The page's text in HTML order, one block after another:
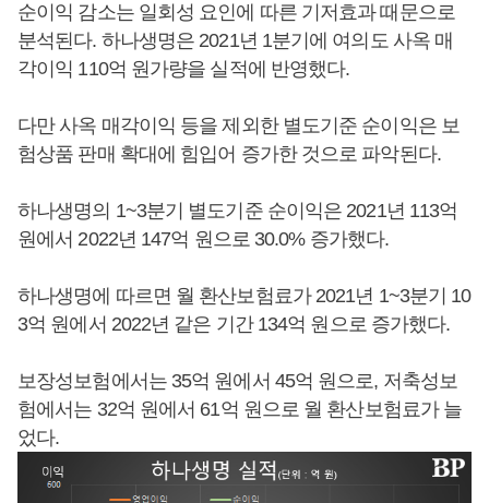
순이익 감소는 일회성 요인에 따른 기저효과 때문으로
분석된다. 하나생명은 2021년 1분기에 여의도 사옥 매
각이익 110억 원가량을 실적에 반영했다.
다만 사옥 매각이익 등을 제외한 별도기준 순이익은 보
험상품 판매 확대에 힘입어 증가한 것으로 파악된다.
하나생명의 1~3분기 별도기준 순이익은 2021년 113억
원에서 2022년 147억 원으로 30.0% 증가했다.
하나생명에 따르면 월 환산보험료가 2021년 1~3분기 10
3억 원에서 2022년 같은 기간 134억 원으로 증가했다.
보장성보험에서는 35억 원에서 45억 원으로, 저축성보
험에서는 32억 원에서 61억 원으로 월 환산보험료가 늘
었다.